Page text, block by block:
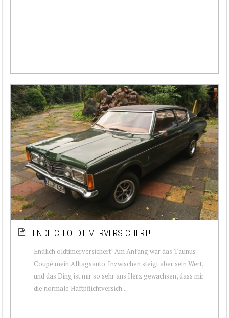
ENDLICH OLDTIMERVERSICHERT!
Endlich oldtimerversichert! Am Anfang war das Taunus
Coupé mein Alltagsauto. Inzwischen steigt aber sein Wert,
und das Ding ist mir so sehr ans Herz gewachsen, dass mir
die normale Haftpflichtversich...